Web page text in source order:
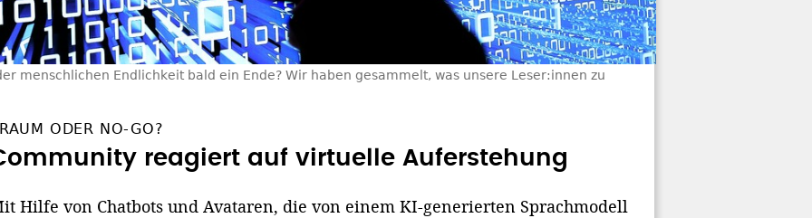
menschlichen Endlichkeit bald ein Ende? Wir haben gesammelt, was unsere Leser:innen zu
ODER NO-GO?
reagiert auf virtuelle Auferstehung
Hilfe von Chatbots und Avataren, die von einem KI-generierten Sprachmodell